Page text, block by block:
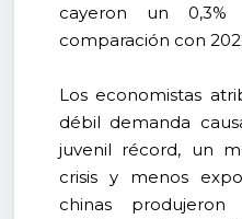
cayeron un
comparación con
Los economistas
débil demanda
juvenil récord, un
crisis y menos
chinas